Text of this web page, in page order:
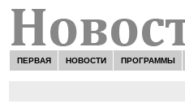
ПЕРВАЯ НОВОСТИ ПРОГРАММЫ